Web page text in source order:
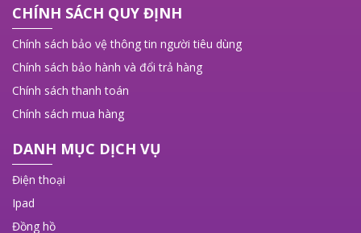
và linh hoạt. Sự kết hợp này giúp bạn dễ dàng biến mọi ý
tưởng thành hiện thực, từ những bản phác thảo cho đến
các tài liệu chuyên nghiệp, tất cả chỉ trong một thiết bị gọn
nhẹ. Với bút và bàn phím, khả năng sáng tạo của bạn sẽ
CHÍNH SÁCH QUY ĐỊNH
Chính sách bảo vệ thông tin người tiêu dùng
Chính sách bảo hành và đổi trả hàng
Chính sách thanh toán
Chính sách mua hàng
DANH MỤC DỊCH VỤ
Điện thoại
Ipad
Đồng hồ